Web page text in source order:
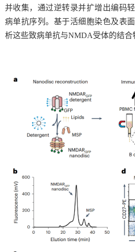
并收集，通过逆转录并扩增出编码
病单抗序列。基于活细胞染色及表
析这些致病单抗与NMDA受体的结合